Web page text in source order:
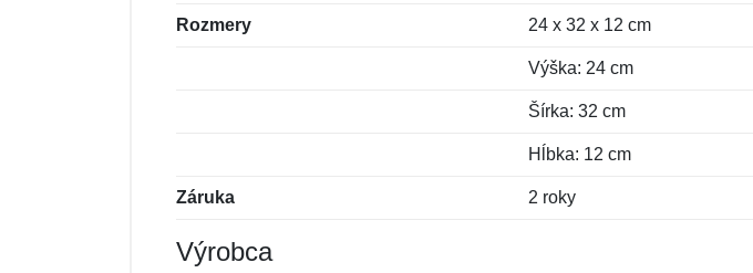
Rozmery 24 x 32 x 12 cm
Výška: 24 cm
Šírka: 32 cm
Hĺbka: 12 cm
Záruka 2 roky
Výrobca